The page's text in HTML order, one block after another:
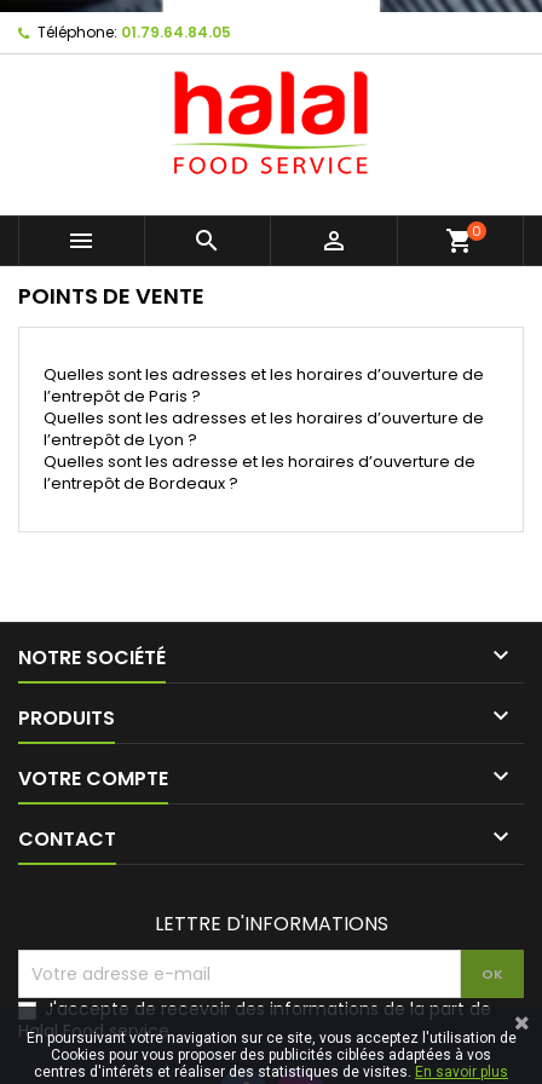
Téléphone: 01.79.64.84.05
   shopping_cart0
POINTS DE VENTE
Quelles sont les adresses et les horaires d’ouverture de
l’entrepôt de Paris ?
Quelles sont les adresses et les horaires d’ouverture de
l’entrepôt de Lyon ?
Quelles sont les adresse et les horaires d’ouverture de
l’entrepôt de Bordeaux ?
NOTRE SOCIÉTÉ 
PRODUITS 
VOTRE COMPTE 
CONTACT 
LETTRE D'INFORMATIONS
J'accepte de recevoir des informations de la part de
Halal Food service
En poursuivant votre navigation sur ce site, vous acceptez l'utilisation de
Cookies pour vous proposer des publicités ciblées adaptées à vos
centres d'intérêts et réaliser des statistiques de visites. En savoir plus